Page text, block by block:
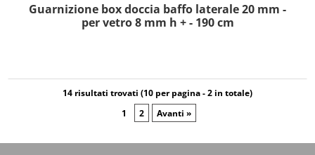
Guarnizione box doccia baffo laterale 20 mm -
per vetro 8 mm h + - 190 cm
14 risultati trovati (10 per pagina - 2 in totale)
1
2 Avanti »